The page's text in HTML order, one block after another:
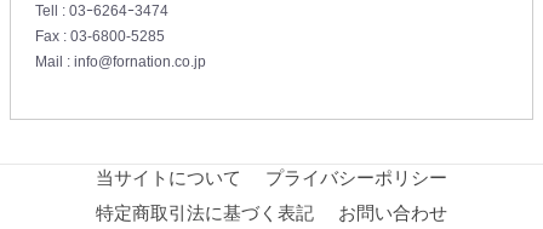
Tell : 03ｰ6264ｰ3474
Fax : 03-6800-5285
Mail : info@fornation.co.jp
当サイトについて
プライバシーポリシー
特定商取引法に基づく表記
お問い合わせ